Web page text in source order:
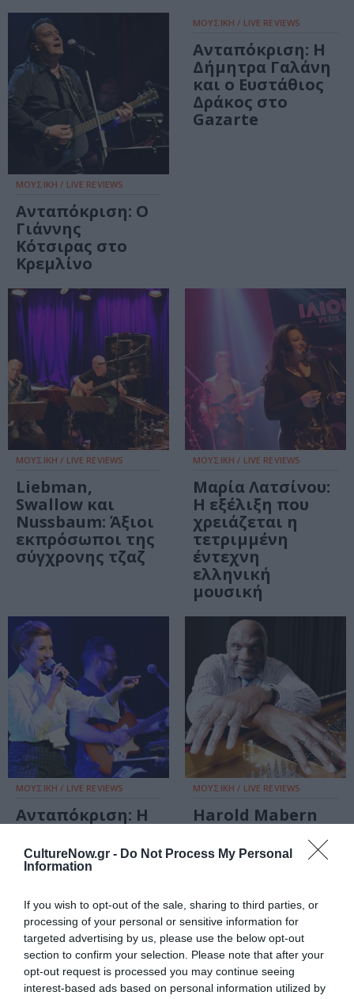
CultureNow.gr - Do Not Process My Personal
Information
If you wish to opt-out of the sale, sharing to third parties, or
processing of your personal or sensitive information for
targeted advertising by us, please use the below opt-out
section to confirm your selection. Please note that after your
opt-out request is processed you may continue seeing
interest-based ads based on personal information utilized by
ΜΟΥΣΙΚΗ / LIVE REVIEWS
Ανταπόκριση: Ο
Γιάννης
Κότσιρας στο
Κρεμλίνο
ΜΟΥΣΙΚΗ / LIVE REVIEWS
Ανταπόκριση: Η
Δήμητρα Γαλάνη
και ο Ευστάθιος
Δράκος στο
Gazarte
ΜΟΥΣΙΚΗ / LIVE REVIEWS
Liebman,
Swallow και
Nussbaum: Άξιοι
εκπρόσωποι της
σύγχρονης τζαζ
ΜΟΥΣΙΚΗ / LIVE REVIEWS
Μαρία Λατσίνου:
H εξέλιξη που
χρειάζεται η
τετριμμένη
έντεχνη
ελληνική
μουσική
ΜΟΥΣΙΚΗ / LIVE REVIEWS
Ανταπόκριση: Η
Μπαλτατζή στο
Passport
ΜΟΥΣΙΚΗ / LIVE REVIEWS
Harold Mabern
καλύτερα της
ΜΟΥΣΙΚΗ / LIVE REVIEWS
Bill Frisell: Μια
μουσική
ιδιοφυία